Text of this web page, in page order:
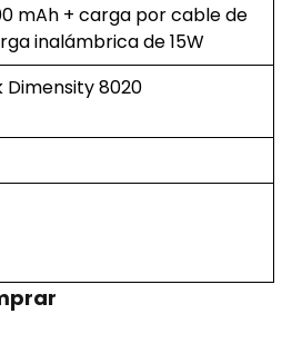
mAh + carga por cable de
inalámbrica de 15W
Dimensity 8020